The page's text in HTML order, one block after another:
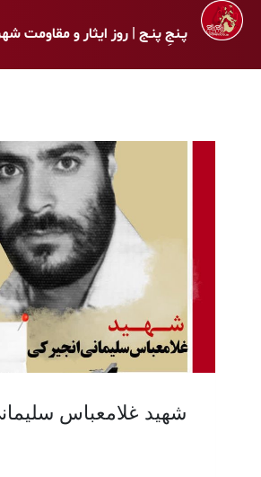
پـنجِ پنـج | روز ایثار و مقاومت
شهید غلامعباس